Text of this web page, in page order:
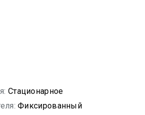
Стационарное
Фиксированный